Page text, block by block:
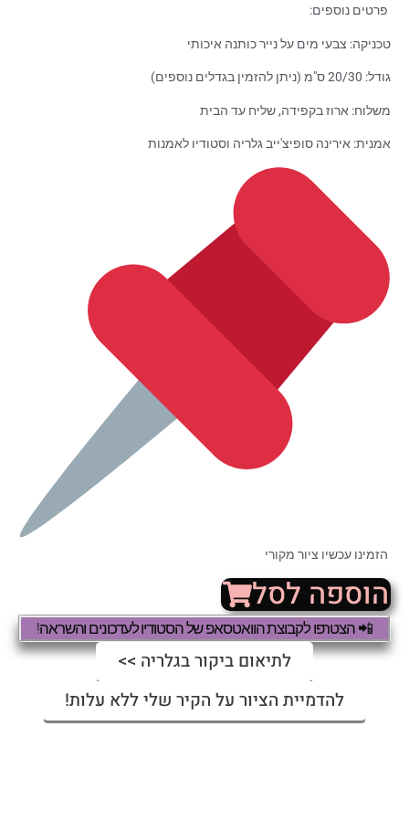
פרטים נוספים:
טכניקה: צבעי מים על נייר כותנה איכותי
גודל: 20/30 ס"מ (ניתן להזמין בגדלים נוספים)
משלוח: ארוז בקפידה, שליח עד הבית
אמנית: אירינה סופיצ'ייב גלריה וסטודיו לאמנות
הזמינו עכשיו ציור מקורי
הוספה לסל
📲 הצטרפו לקבוצת הוואטסאפ של הסטודיו לעדכונים והשראה!
לתיאום ביקור בגלריה >>
להדמיית הציור על הקיר שלי ללא עלות!